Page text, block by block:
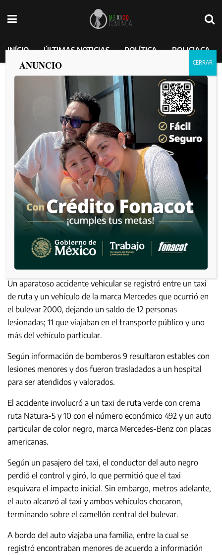
INÍCIO ÚLTIMAS NOTICIAS POLÍTICA POLICIACA
12 personas lesionadas en aparatoso
accidente en bulevar 2000 de Tijuana
por MEXICO COMUNICA 2025-03-03
Un aparatoso accidente vehicular se registró entre un taxi
de ruta y un vehículo de la marca Mercedes que ocurrió en
el bulevar 2000, dejando un saldo de 12 personas
lesionadas; 11 que viajaban en el transporte público y uno
más del vehículo particular.
Según información de bomberos 9 resultaron estables con
lesiones menores y dos fueron trasladados a un hospital
para ser atendidos y valorados.
El accidente involucró a un taxi de ruta verde con crema
ruta Natura-5 y 10 con el número económico 492 y un auto
particular de color negro, marca Mercedes-Benz con placas
americanas.
Según un pasajero del taxi, el conductor del auto negro
perdió el control y giró, lo que permitió que el taxi
esquivara el impacto inicial. Sin embargo, metros adelante,
el auto alcanzó al taxi y ambos vehículos chocaron,
terminando sobre el camellón central del bulevar.
A bordo del auto viajaba una familia, entre la cual se
registró encontraban menores de acuerdo a información
ANUNCIO